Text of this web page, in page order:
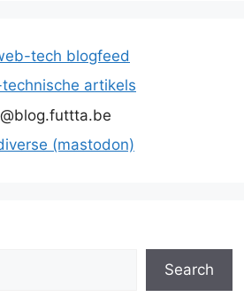
tech blogfeed
artikels
(mastodon)
Search